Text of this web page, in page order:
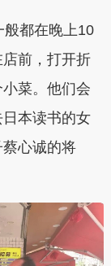
都在晚上10
前，打开折
菜。他们会
本读书的女
心诚的将